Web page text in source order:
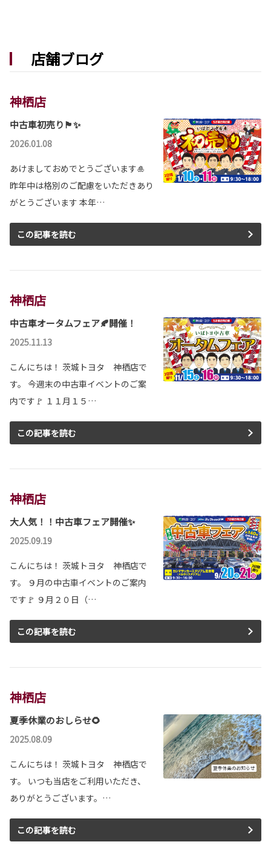
店舗ブログ
神栖店
中古車初売り🏴✨
2026.01.08
あけましておめでとうございます🎍
昨年中は格別のご配慮をいただきあり
がとうございます 本年…
この記事を読む
神栖店
中古車オータムフェア🍂開催！
2025.11.13
こんにちは！ 茨城トヨタ 神栖店で
す。 今週末の中古車イベントのご案
内です🚩 １１月１５…
この記事を読む
神栖店
大人気！！中古車フェア開催✨
2025.09.19
こんにちは！ 茨城トヨタ 神栖店で
す。 ９月の中古車イベントのご案内
です🚩 ９月２０日（…
この記事を読む
神栖店
夏季休業のおしらせ🌻
2025.08.09
こんにちは！ 茨城トヨタ 神栖店で
す。 いつも当店をご利用いただき、
ありがとうございます。…
この記事を読む